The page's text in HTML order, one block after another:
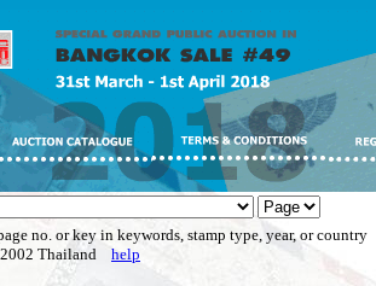
no. or key in keywords, stamp type, year, or country
Thailand help